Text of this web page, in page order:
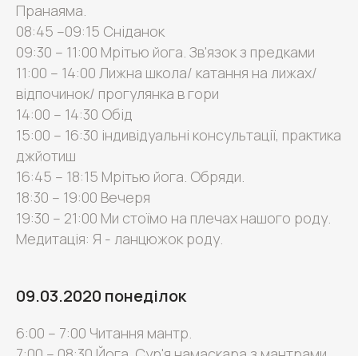
Пранаяма.
08:45 –09:15 Сніданок
09:30 – 11:00 Мрітью йога. Зв'язок з предками
11:00 – 14:00 Лижна школа/ катання на лижах/
відпочинок/ прогулянка в гори
14:00 – 14:30 Обід
15:00 – 16:30 індивідуальні консультації, практика
джйотиш
16:45 – 18:15 Мрітью йога. Обряди.
18:30 – 19:00 Вечеря
19:30 – 21:00 Ми стоїмо на плечах нашого роду.
Медитація: Я - ланцюжок роду.
09.03.2020 понеділок
6:00 – 7:00 Читання мантр.